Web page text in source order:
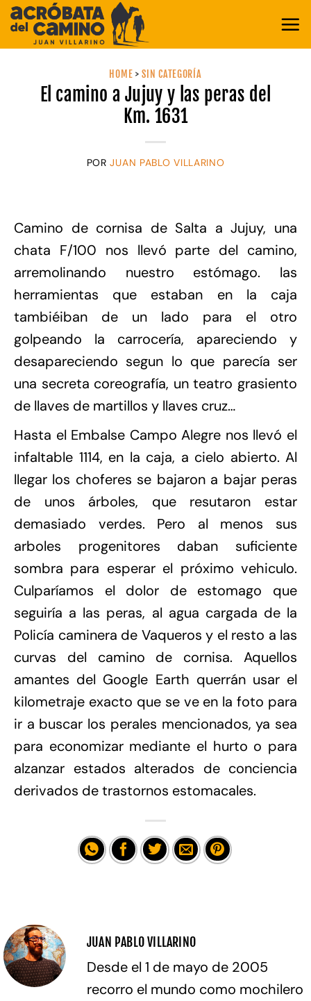
Saltar
contenido
HOME >SIN CATEGORÍA
El camino a Jujuy y las peras del
Km. 1631
PORJUAN PABLO VILLARINO
Camino de cornisa de Salta a Jujuy, una
chata F/100 nos llevó parte del camino,
arremolinando nuestro estómago. las
herramientas que estaban en la caja
tambiéiban de un lado para el otro
golpeando la carrocería, apareciendo y
desapareciendo segun lo que parecía ser
una secreta coreografía, un teatro grasiento
de llaves de martillos y llaves cruz…
Hasta el Embalse Campo Alegre nos llevó el
infaltable 1114, en la caja, a cielo abierto. Al
llegar los choferes se bajaron a bajar peras
de unos árboles, que resutaron estar
demasiado verdes. Pero al menos sus
arboles progenitores daban suficiente
sombra para esperar el próximo vehiculo.
Culparíamos el dolor de estomago que
seguiría a las peras, al agua cargada de la
Policía caminera de Vaqueros y el resto a las
curvas del camino de cornisa. Aquellos
amantes del Google Earth querrán usar el
kilometraje exacto que se ve en la foto para
ir a buscar los perales mencionados, ya sea
para economizar mediante el hurto o para
alzanzar estados alterados de conciencia
derivados de trastornos estomacales.
JUAN PABLO VILLARINO
Desde el 1 de mayo de 2005
recorro el mundo como mochilero